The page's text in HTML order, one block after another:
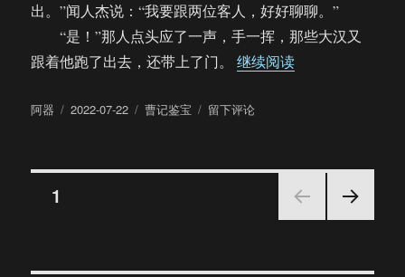
出。”闻人杰说：“我要跟两位客人，好好聊聊。”
“是！”那人点头应了一声，手一挥，那些大汉又
跟着他跑了出去，还带上了门。继续阅读“【饼四/AU】曹
作
阿器
发
2022-07-22
分
曹记鉴宝
于
曹
留下评论
文1